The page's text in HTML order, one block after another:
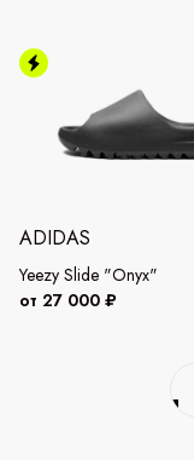
ADIDAS
Yeezy Slide "Onyx"
от 27 000 ₽